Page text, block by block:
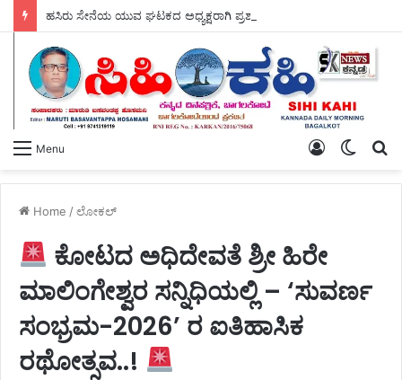
ಹಸಿರು ಸೇನೆಯ ಯುವ ಘಟಕದ ಅಧ್ಯಕ್ಷರಾಗಿ ಪ್ರಶಾಂತ ಭೂಸನೂರ ಆಯ್ಕೆ.
Menu
Switch
Log
Home /ಲೋಕಲ್
ಕೋಟದ ಅಧಿದೇವತೆ ಶ್ರೀ ಹಿರೇ
ಮಾಲಿಂಗೇಶ್ವರ ಸನ್ನಿಧಿಯಲ್ಲಿ – ‘ಸುವರ್ಣ
ಸಂಭ್ರಮ-2026’ ರ ಐತಿಹಾಸಿಕ
ರಥೋತ್ಸವ..!